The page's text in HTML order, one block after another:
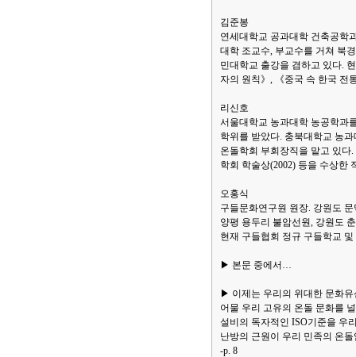
김준봉
연세대학교 공과대학 건축공학
대학 조교수, 부교수를 거쳐 북
민대학교 출강을 겸하고 있다.
자의 원칙》, 《중국 속 한국 전
리신호
서울대학교 농과대학 농공학과
학위를 받았다. 충북대학교 농
온돌학회 부회장직을 맡고 있다
학회 학술상(2002) 등을 수상한
오홍식
구들문화연구원 원장. 강원도
양평 용두리 불암선원, 강원도
현재 구들협회 정규 구들학교
▶ 본문 중에서…
▶ 이제는 우리의 위대한 문화
어물 우리 고유의 온돌 문화를
설비의 독자적인 ISO기준을 우
난방의 근원이 우리 민족의 온
-p. 8